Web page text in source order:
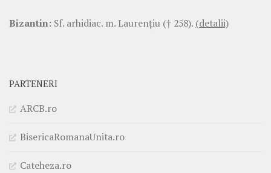
Bizantin: Sf. arhidiac. m. Laurenţiu († 258). (detalii)
PARTENERI
ARCB.ro
BisericaRomanaUnita.ro
Cateheza.ro